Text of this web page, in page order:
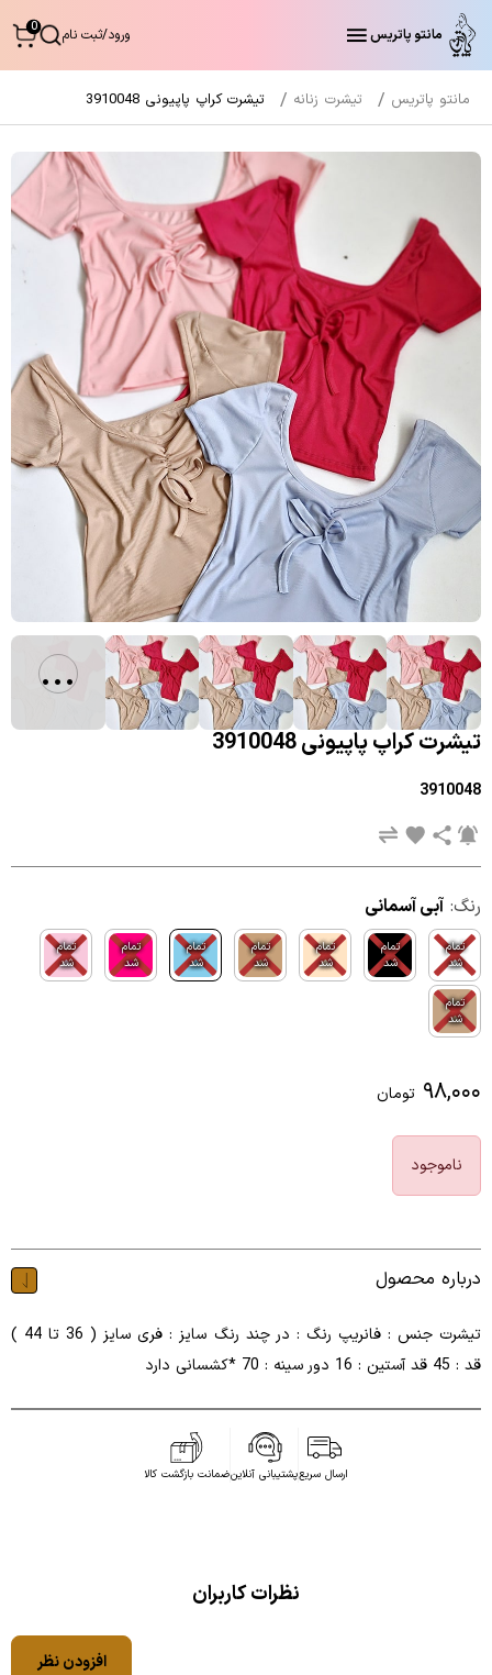
مانتو پاتریس ورود/ثبت نام 0
مانتو پاتریس تیشرت زنانه تیشرت کراپ پاپیونی 3910048
تیشرت کراپ پاپیونی 3910048
3910048
رنگ: آبی آسمانی
تمام
شد
تمام
شد
تمام
شد
تمام
شد
تمام
شد
تمام
شد
تمام
شد
تمام
شد
۹۸,۰۰۰ تومان
ناموجود
درباره محصول
تیشرت جنس : فانریپ رنگ : در چند رنگ سایز : فری سایز ( 36 تا 44 )
قد : 45 قد آستین : 16 دور سینه : 70 *کشسانی دارد
ارسال سریعپشتیبانی آنلاینضمانت بازگشت کالا
...
نظرات کاربران
افزودن نظر